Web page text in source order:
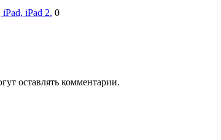
iPad 2. 0
оставлять комментарии.